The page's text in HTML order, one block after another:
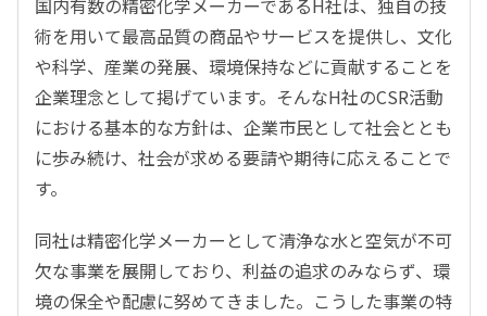
国内有数の精密化学メーカーであるH社は、独自の技
術を用いて最高品質の商品やサービスを提供し、文化
や科学、産業の発展、環境保持などに貢献することを
企業理念として掲げています。そんなH社のCSR活動
における基本的な方針は、企業市民として社会ととも
に歩み続け、社会が求める要請や期待に応えることで
す。
同社は精密化学メーカーとして清浄な水と空気が不可
欠な事業を展開しており、利益の追求のみならず、環
境の保全や配慮に努めてきました。こうした事業の特